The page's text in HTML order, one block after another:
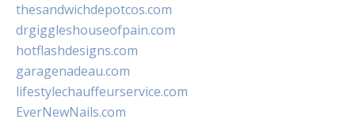
thesandwichdepotcos.com
drgiggleshouseofpain.com
hotflashdesigns.com
garagenadeau.com
lifestylechauffeurservice.com
EverNewNails.com